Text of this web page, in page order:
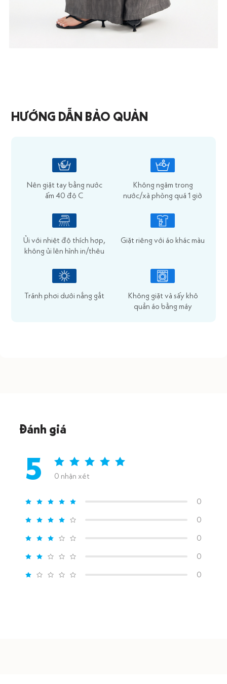
HƯỚNG DẪN BẢO QUẢN
Nên giặt tay bằng nước
ấm 40 độ C
Không ngâm trong
nước/xà phòng quá 1 giờ
Ủi với nhiệt độ thích hợp,
không ủi lên hình in/thêu
Giặt riêng với áo khác màu
Tránh phơi dưới nắng gắt
Không giặt và sấy khô
quần áo bằng máy
Đánh giá
5 0 nhận xét
0
0
0
0
0